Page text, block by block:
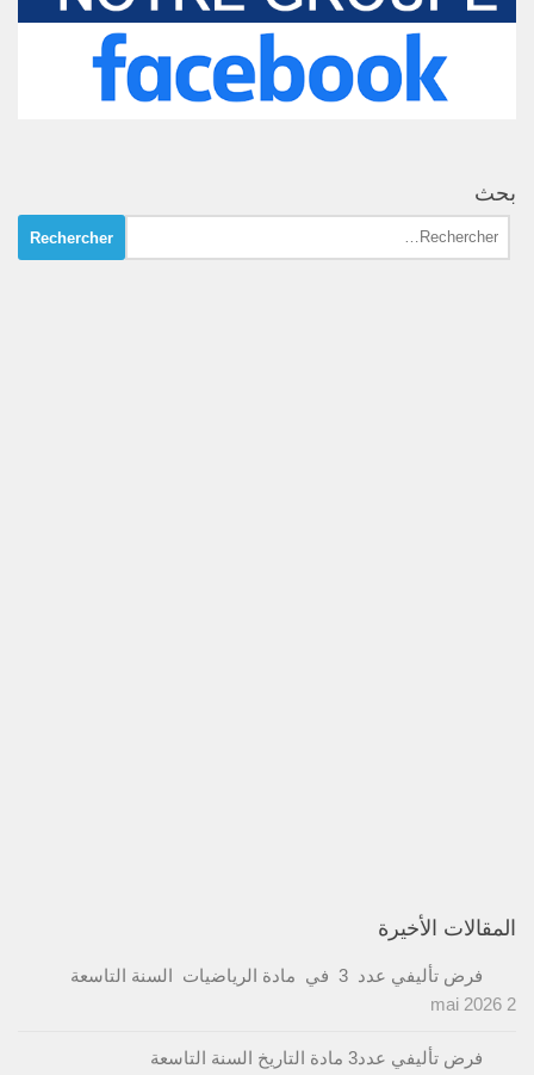
بحث
Rechercher :
المقالات الأخيرة
فرض تأليفي عدد 3 في مادة الرياضيات السنة التاسعة
2 mai 2026
فرض تأليفي عدد3 مادة التاريخ السنة التاسعة